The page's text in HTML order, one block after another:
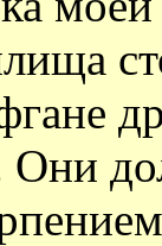
Они